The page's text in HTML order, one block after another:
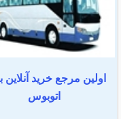
اولین مرجع خرید آنلاین
اتوبوس